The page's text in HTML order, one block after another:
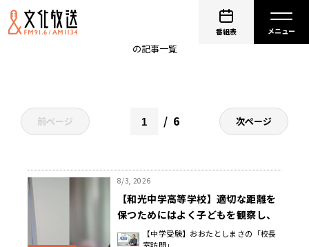
番組表
の記事一覧
前ページ 6 次ページ
8/3, 2026
【和光中学高等学校】適切な距離を
保つためにはよく子どもを観察し、
頼ってきた時には受け止め、対話を
【中学受験】おおたとしまさの「校長